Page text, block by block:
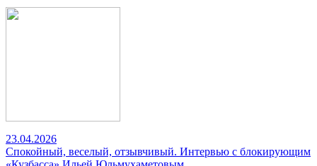
23.04.2026
Спокойный, веселый, отзывчивый. Интервью с блокирующим